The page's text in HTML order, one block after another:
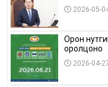
2026-05-
Орон
оролцоно
2026-04-